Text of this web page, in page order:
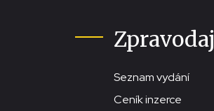
Zpravodaj
Seznam vydání
Ceník inzerce